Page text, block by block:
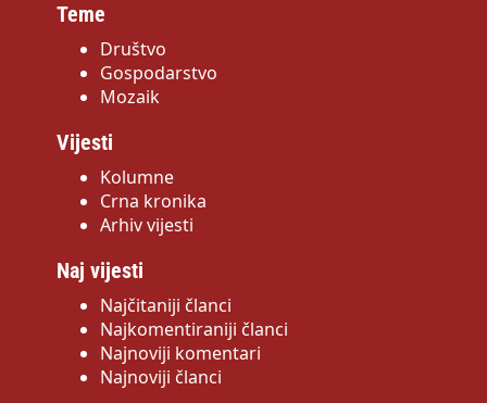
Teme
Društvo
Gospodarstvo
Mozaik
Vijesti
Kolumne
Crna kronika
Arhiv vijesti
Naj vijesti
Najčitaniji članci
Najkomentiraniji članci
Najnoviji komentari
Najnoviji članci